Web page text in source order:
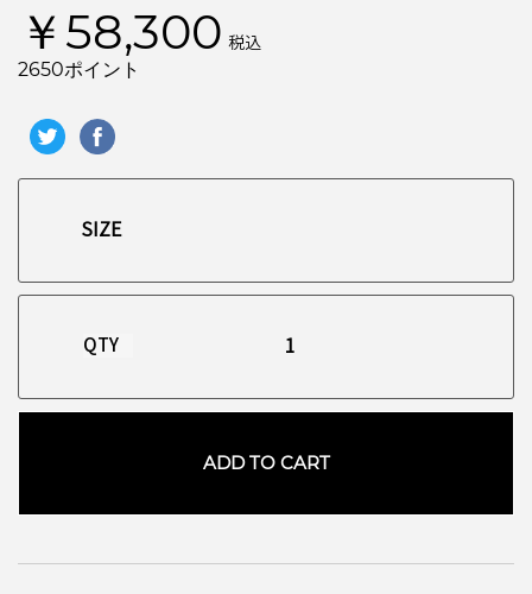
￥58,300 税込
2650ポイント
QTY
ADD TO CART